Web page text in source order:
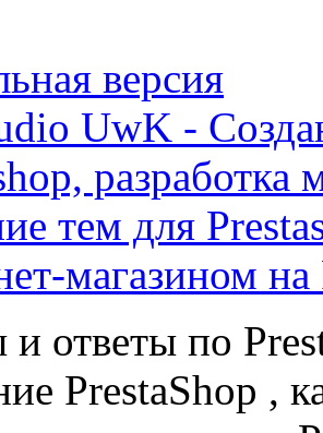
версия
UwK -
разработка
тем для
магазином на
ответы по
PrestaShop ,